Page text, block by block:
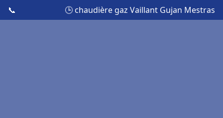
📞 🕒 chaudière gaz Vaillant Gujan Mestras